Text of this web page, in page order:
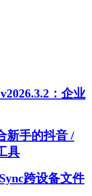
：企业
新手的抖音 /
具
跨设备文件